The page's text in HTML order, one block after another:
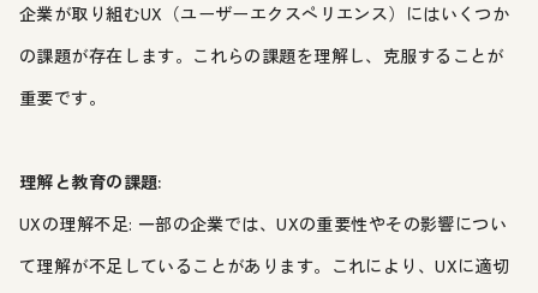
企業が取り組むUX（ユーザーエクスペリエンス）にはいくつか
の課題が存在します。これらの課題を理解し、克服することが
重要です。
理解と教育の課題:
UXの理解不足: 一部の企業では、UXの重要性やその影響につい
て理解が不足していることがあります。これにより、UXに適切